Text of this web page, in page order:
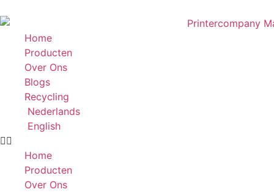
Home
Producten
Over Ons
Blogs
Recycling
Nederlands
English
Home
Producten
Over Ons